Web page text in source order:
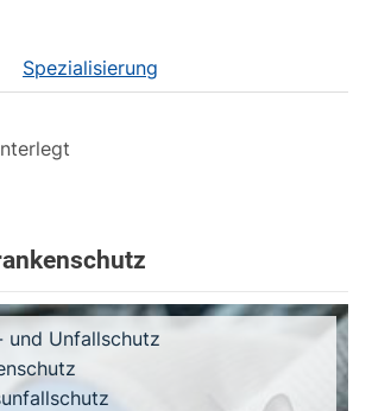
Spezialisierung
und Unfallschutz